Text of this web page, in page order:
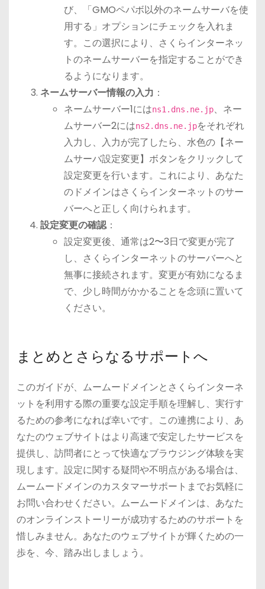
び、「GMOペパボ以外のネームサーバを使
用する」オプションにチェックを入れま
す。この選択により、さくらインターネッ
トのネームサーバーを指定することができ
るようになります。
ネームサーバー情報の入力 ：
ネームサーバー1にはns1.dns.ne.jp、ネー
ムサーバー2にはns2.dns.ne.jpをそれぞれ
入力し、入力が完了したら、水色の【ネー
ムサーバ設定変更】ボタンをクリックして
設定変更を行います。これにより、あなた
のドメインはさくらインターネットのサー
バーへと正しく向けられます。
設定変更の確認：
設定変更後、通常は2〜3日で変更が完了
し、さくらインターネットのサーバーへと
無事に接続されます。変更が有効になるま
で、少し時間がかかることを念頭に置いて
ください。
まとめとさらなるサポートへ
このガイドが、ムームードメインとさくらインターネ
ットを利用する際の重要な設定手順を理解し、実行す
るための参考になれば幸いです。この連携により、あ
なたのウェブサイトはより高速で安定したサービスを
提供し、訪問者にとって快適なブラウジング体験を実
現します。設定に関する疑問や不明点がある場合は、
ムームードメインのカスタマーサポートまでお気軽に
お問い合わせください。ムームードメインは、あなた
のオンラインストーリーが成功するためのサポートを
惜しみません。あなたのウェブサイトが輝くための一
歩を、今、踏み出しましょう。